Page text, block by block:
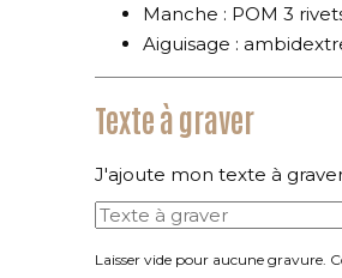
Manche : POM 3
Aiguisage :
Texte à graver
J'ajoute mon texte à
Laisser vide pour aucune gravure.